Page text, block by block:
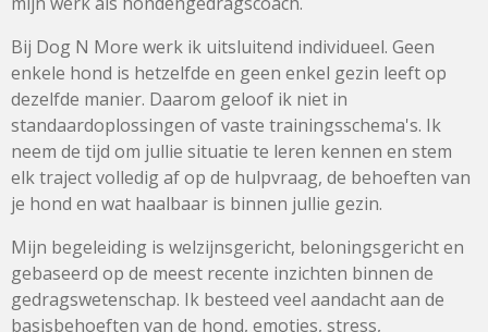
Bij Dog N More werk ik uitsluitend individueel. Geen
enkele hond is hetzelfde en geen enkel gezin leeft op
dezelfde manier. Daarom geloof ik niet in
standaardoplossingen of vaste trainingsschema's. Ik
neem de tijd om jullie situatie te leren kennen en stem
elk traject volledig af op de hulpvraag, de behoeften van
je hond en wat haalbaar is binnen jullie gezin.
Mijn begeleiding is welzijnsgericht, beloningsgericht en
gebaseerd op de meest recente inzichten binnen de
gedragswetenschap. Ik besteed veel aandacht aan de
basisbehoeften van de hond, emoties, stress,